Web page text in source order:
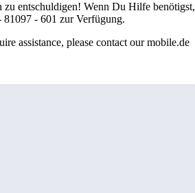
entschuldigen! Wenn Du Hilfe benötigst,
- 601 zur Verfügung.
assistance, please contact our mobile.de